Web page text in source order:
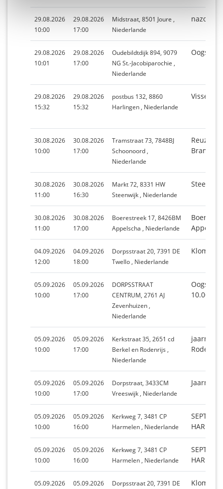
29.08.2026
10:00
29.08.2026
17:00
Midstraat, 8501 Joure ,
Niederlande
nazomer
29.08.2026
10:01
29.08.2026
17:00
Oudebildtdijk 894, 9079
NG St.-Jacobiparochie ,
Niederlande
Oogst
29.08.2026
15:32
29.08.2026
15:32
postbus 132, 8860
Harlingen , Niederlande
30.08.2026
10:00
30.08.2026
17:00
Tramstraat 73, 7848BJ
Schoonoord ,
Niederlande
30.08.2026
11:00
30.08.2026
16:30
Markt 72, 8331 HW
Steenwijk , Niederlande
Steenwijk
30.08.2026
11:00
30.08.2026
17:00
Boerestreek 17, 8426BM
Appelscha , Niederlande
04.09.2026
12:00
04.09.2026
18:00
Dorpsstraat 20, 7391 DE
Twello , Niederlande
05.09.2026
10:00
05.09.2026
17:00
DORPSSTRAAT
CENTRUM, 2761 AJ
Zevenhuizen ,
Niederlande
10.00-
05.09.2026
10:00
05.09.2026
17:00
Kerkstraat 35, 2651 cd
Berkel en Rodenrijs ,
Niederlande
Rodenrijs
05.09.2026
10:00
05.09.2026
17:00
Dorpstraat, 3433CM
Vreeswijk , Niederlande
05.09.2026
10:00
05.09.2026
16:00
Kerkweg 7, 3481 CP
Harmelen , Niederlande
05.09.2026
10:00
05.09.2026
16:00
Kerkweg 7, 3481 CP
Harmelen , Niederlande
05.09.2026
05.09.2026
Dorpsstraat 20, 7391 DE